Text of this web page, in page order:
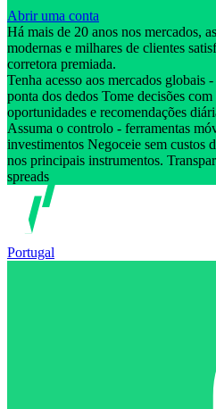
Abrir uma conta
Há mais de 20 anos nos mercados,
modernas e milhares de clientes
corretora premiada.
Tenha acesso aos mercados globais
ponta dos dedos Tome decisões
oportunidades e recomendações
Assuma o controlo - ferramentas
investimentos Negoceie sem custos
nos principais instrumentos.
spreads
Portugal